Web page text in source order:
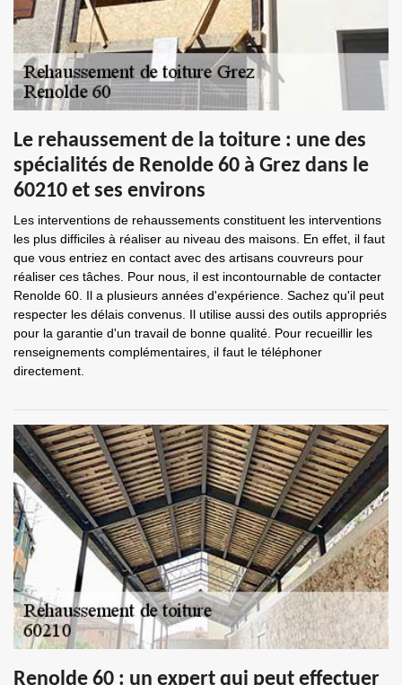
Le rehaussement de la toiture : une des
spécialités de Renolde 60 à Grez dans le
60210 et ses environs
Les interventions de rehaussements constituent les interventions
les plus difficiles à réaliser au niveau des maisons. En effet, il faut
que vous entriez en contact avec des artisans couvreurs pour
réaliser ces tâches. Pour nous, il est incontournable de contacter
Renolde 60. Il a plusieurs années d'expérience. Sachez qu'il peut
respecter les délais convenus. Il utilise aussi des outils appropriés
pour la garantie d'un travail de bonne qualité. Pour recueillir les
renseignements complémentaires, il faut le téléphoner
directement.
Renolde 60 : un expert qui peut effectuer